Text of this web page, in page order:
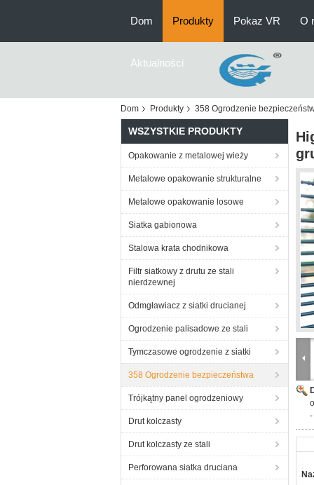
Dom Produkty Pokaz VR O
Aktualności
Dom Produkty 358 Ogrodzenie
WSZYSTKIE PRODUKTY
Opakowanie z metalowej wieży
Metalowe opakowanie strukturalne
Metalowe opakowanie losowe
Siatka gabionowa
Stalowa krata chodnikowa
Filtr siatkowy z drutu ze stali
nierdzewnej
Odmgławiacz z siatki drucianej
Ogrodzenie palisadowe ze stali
Tymczasowe ogrodzenie z siatki
358 Ogrodzenie bezpieczeństwa
Trójkątny panel ogrodzeniowy
Drut kolczasty
Drut kolczasty ze stali
Perforowana siatka druciana
-